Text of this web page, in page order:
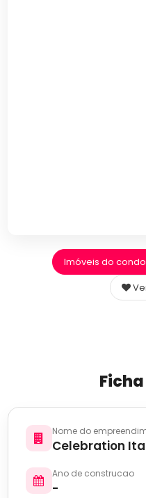
Imóveis do
Ficha
Nome do
Celebration
Ano de construcao
-